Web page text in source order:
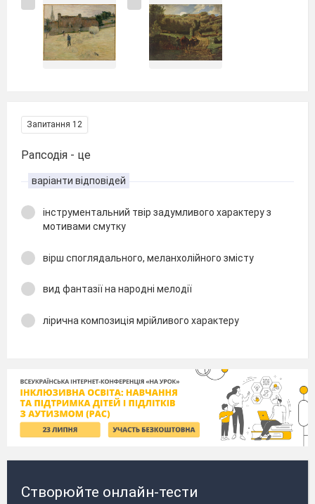
Запитання 12
Рапсодія - це
варіанти відповідей
інструментальний твір задумливого характеру з
мотивами смутку
вірш споглядального, меланхолійного змісту
вид фантазії на народні мелодії
лірична композиція мрійливого характеру
Створюйте онлайн-тести